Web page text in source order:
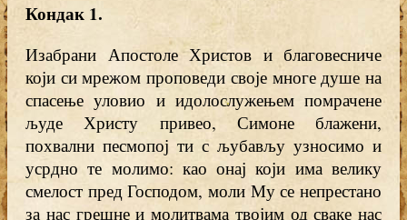
Кондак 1.
Изабрани Апостоле Христов и благовесниче
који си мрежом проповеди своје многе душе на
спасење уловио и идолослужењем помрачене
људе Христу привео, Симоне блажени,
похвални песмопој ти с љубављу узносимо и
усрдно те молимо: као онај који има велику
смелост пред Господом, моли Му се непрестано
за нас грешне и молитвама твојим од сваке нас